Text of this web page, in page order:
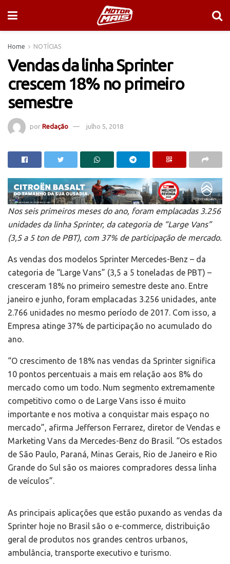
Home NOTÍCIAS
Vendas da linha Sprinter
crescem 18% no primeiro
semestre
por Redação julho 5, 2018
Nos seis primeiros meses do ano, foram emplacadas 3.256
unidades da linha Sprinter, da categoria de “Large Vans”
(3,5 a 5 ton de PBT), com 37% de participação de mercado.
As vendas dos modelos Sprinter Mercedes-Benz – da
categoria de “Large Vans” (3,5 a 5 toneladas de PBT) –
cresceram 18% no primeiro semestre deste ano. Entre
janeiro e junho, foram emplacadas 3.256 unidades, ante
2.766 unidades no mesmo período de 2017. Com isso, a
Empresa atinge 37% de participação no acumulado do
ano.
“O crescimento de 18% nas vendas da Sprinter significa
10 pontos percentuais a mais em relação aos 8% do
mercado como um todo. Num segmento extremamente
competitivo como o de Large Vans isso é muito
importante e nos motiva a conquistar mais espaço no
mercado”, afirma Jefferson Ferrarez, diretor de Vendas e
Marketing Vans da Mercedes-Benz do Brasil. “Os estados
de São Paulo, Paraná, Minas Gerais, Rio de Janeiro e Rio
Grande do Sul são os maiores compradores dessa linha
de veículos”.
As principais aplicações que estão puxando as vendas da
Sprinter hoje no Brasil são o e-commerce, distribuição
geral de produtos nos grandes centros urbanos,
ambulância, transporte executivo e turismo.